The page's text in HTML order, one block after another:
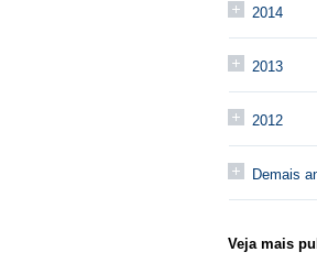
2014
2013
2012
Demais
Veja mais